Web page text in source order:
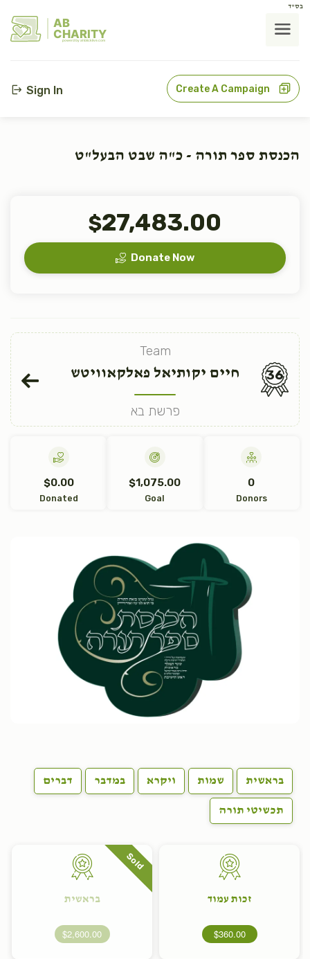
בס"ד
AB
CHARITY
powerd by ahblicklive.com
Sign In Create A Campaign
הכנסת ספר תורה - כ"ה שבט הבעל"ט
$27,483.00
Donate Now
Team
חיים יקותיאל פאלקאוויטש
פרשת בא
36
$0.00
Donated
$1,075.00
Goal
0
Donors
בראשית שמות ויקרא במדבר דברים
תכשיטי תורה
זכות עמוד
$360.00
Sold
בראשית
$2,600.00